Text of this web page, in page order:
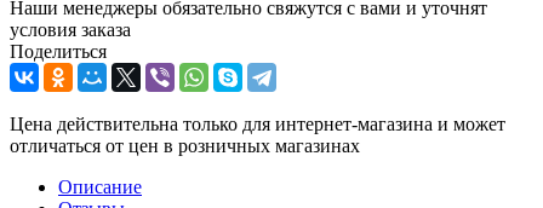
Наши менеджеры обязательно свяжутся с вами и уточнят
условия заказа
Поделиться
Цена действительна только для интернет-магазина и может
отличаться от цен в розничных магазинах
Описание